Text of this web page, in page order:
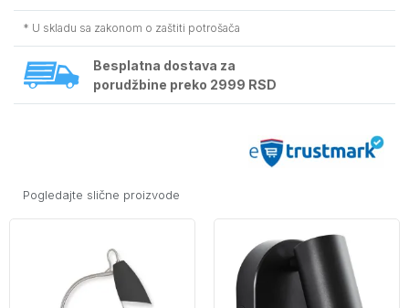
* U skladu sa zakonom o zaštiti potrošača
Besplatna dostava za
porudžbine preko 2999 RSD
Pogledajte slične proizvode